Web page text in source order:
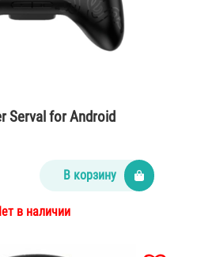
Serval for Android
В корзину
в наличии